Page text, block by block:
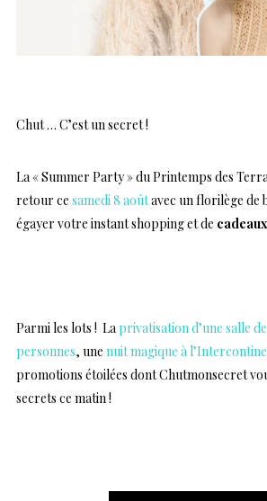
Chut … C’est un secret !
La « Summer Party » duPrintemps des
retour ce samedi 8 aoûtavec un florilège de
égayer votre instant shopping et de
Parmi les lots ! La privatisation d’une salle
personnes, une nuit magique à
promotions étoilées dontChutmonsecret
secrets ce matin !